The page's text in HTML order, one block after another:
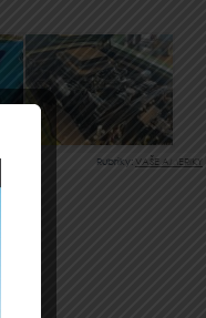
Rubriky: VAŠE AMERIKY